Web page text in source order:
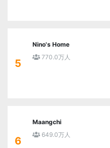
5
Nino's Home
770.0万人
6
Maangchi
649.0万人